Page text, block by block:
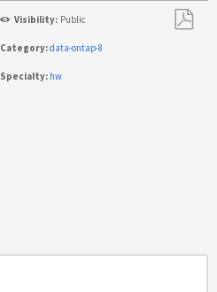
Visibility: Public
Category:data-ontap-8
Specialty: hw